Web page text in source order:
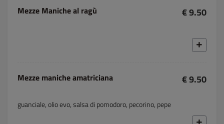
Mezze Maniche al ragù € 9.50
Mezze maniche amatriciana € 9.50
guanciale, olio evo, salsa di pomodoro, pecorino, pepe